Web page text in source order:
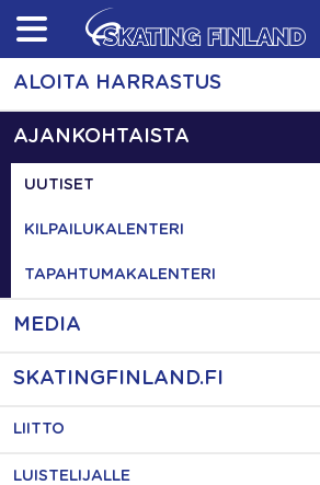
Skip
content
ALOITA HARRASTUS
AJANKOHTAISTA
UUTISET
KILPAILUKALENTERI
TAPAHTUMAKALENTERI
MEDIA
SKATINGFINLAND.FI
LIITTO
LUISTELIJALLE